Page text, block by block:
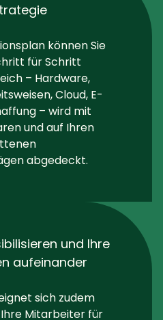
können Sie
für Schritt
– Hardware,
Cloud, E-
– wird mit
und auf Ihren
abgedeckt.
und Ihre
aufeinander
sich zudem
Mitarbeiter für